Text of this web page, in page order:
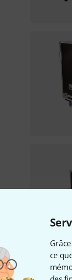
ce